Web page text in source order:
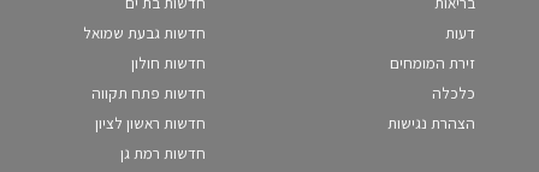
דעות
זירת המומחים
כלכלה
הצהרת נגישות
חדשות גבעת שמואל
חדשות חולון
חדשות פתח תקווה
חדשות ראשון לציון
חדשות רמת גן